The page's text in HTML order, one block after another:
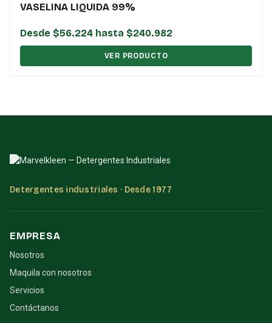
VASELINA LIQUIDA 99%
Desde $56.224 hasta $240.982
VER PRODUCTO
Detergentes industriales · Desde 1977
EMPRESA
Nosotros
Maquila con nosotros
Servicios
Contáctanos